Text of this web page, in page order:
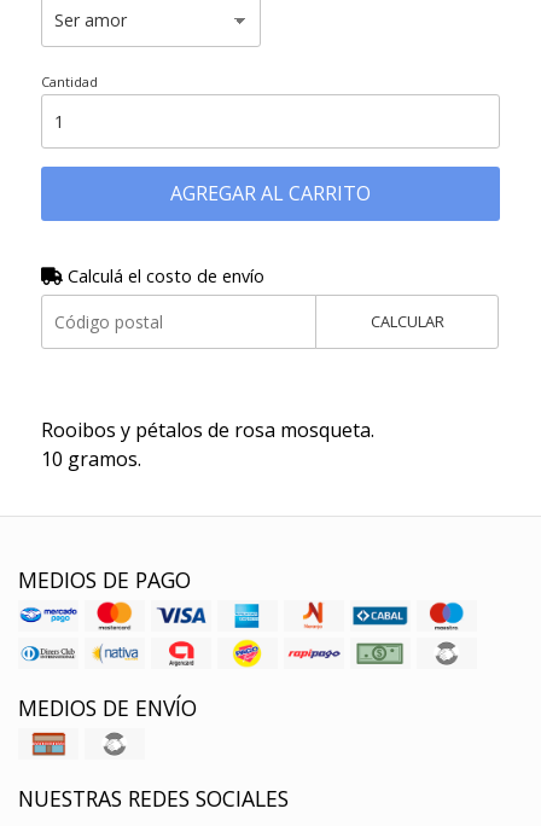
Cantidad
AGREGAR AL CARRITO
Calculá el costo de envío
CALCULAR
Rooibos y pétalos de rosa mosqueta.
10 gramos.
MEDIOS DE PAGO
MEDIOS DE ENVÍO
NUESTRAS REDES SOCIALES